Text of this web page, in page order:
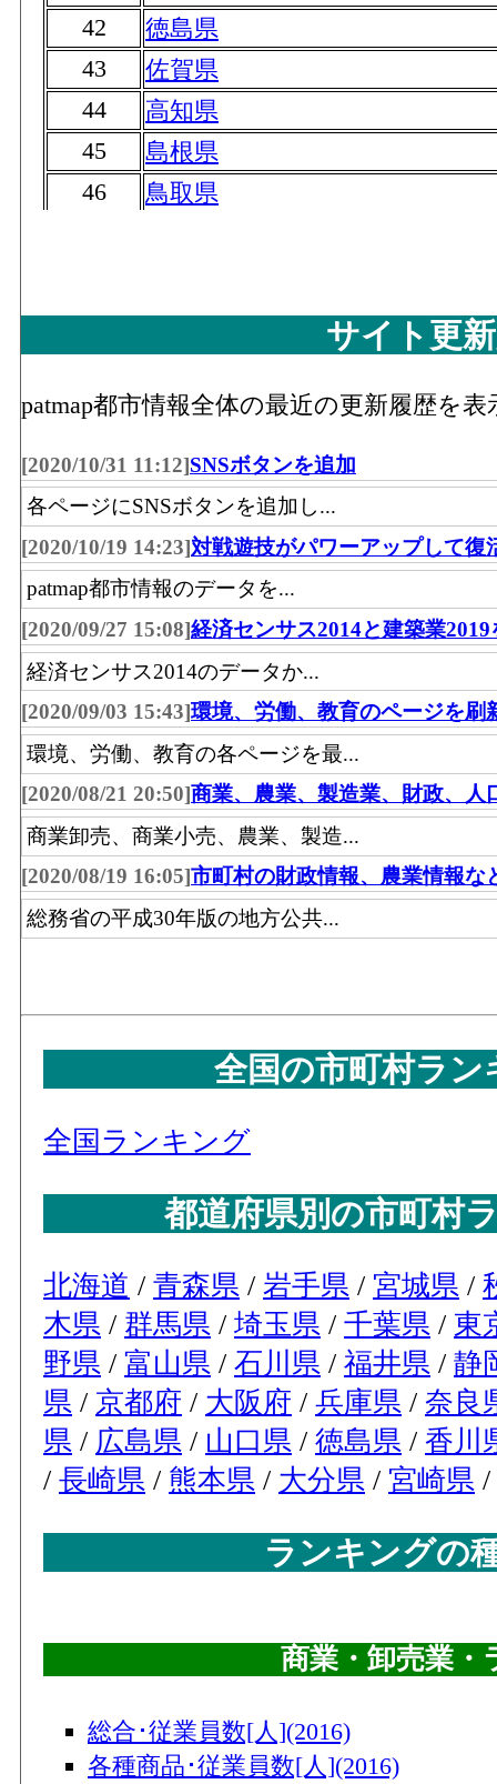
42
徳島県
43
佐賀県
44
高知県
45
島根県
46
鳥取県
サイト更
patmap都市情報全体の最近の更新履歴を表
[2020/10/31 11:12]SNSボタンを追加
各ページにSNSボタンを追加し...
[2020/10/19 14:23]対戦遊技がパワーアップして復
patmap都市情報のデータを...
[2020/09/27 15:08]経済センサス2014と建築業2019
経済センサス2014のデータか...
[2020/09/03 15:43]環境、労働、教育のページを刷
環境、労働、教育の各ページを最...
[2020/08/21 20:50]商業、農業、製造業、財政、人
商業卸売、商業小売、農業、製造...
[2020/08/19 16:05]市町村の財政情報、農業情報な
総務省の平成30年版の地方公共...
全国の市町村ラ
全国ランキング
都道府県別の市町村
北海道 / 青森県 / 岩手県 / 宮城県 /
木県 / 群馬県 / 埼玉県 / 千葉県 / 東
野県 / 富山県 / 石川県 / 福井県 / 静
県 / 京都府 / 大阪府 / 兵庫県 / 奈良
県 / 広島県 / 山口県 / 徳島県 / 香川
/ 長崎県 / 熊本県 / 大分県 / 宮崎県 /
ランキングの
商業・卸売業・
総合･従業員数[人](2016)
各種商品･従業員数[人](2016)